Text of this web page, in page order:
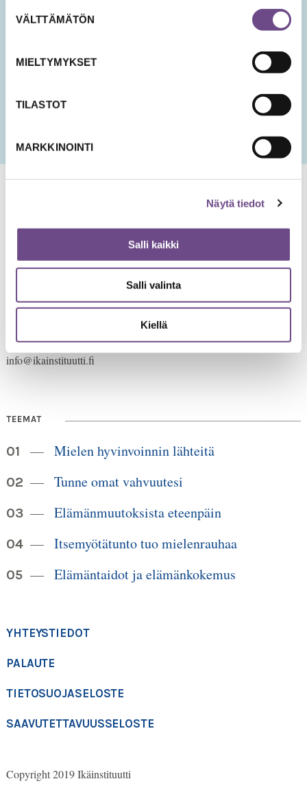
valinta
VÄLTTÄMÄTÖN
MIELTYMYKSET
TILASTOT
MARKKINOINTI
Näytä tiedot
Salli kaikki
Salli valinta
Kiellä
Hyväksyn tietojeni tallentamisen ja käsittelyn
uutisten lähettämistä varten.
KK
PP
slash
00520 Helsinki
Lankanumeron käyttö loppuu
30.6.2026, sen jälkeen numero on 040 350 3104
info@ikainstituutti.fi
TEEMAT
Mielen hyvinvoinnin lähteitä
Tunne omat vahvuutesi
Elämänmuutoksista eteenpäin
Itsemyötätunto tuo mielenrauhaa
Elämäntaidot ja elämänkokemus
YHTEYSTIEDOT
PALAUTE
TIETOSUOJASELOSTE
SAAVUTETTAVUUSSELOSTE
Copyright 2019 Ikäinstituutti